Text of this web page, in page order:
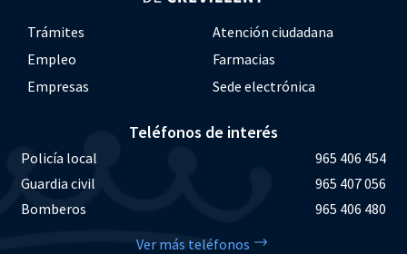
Trámites
Atención ciudadana
Empleo
Farmacias
Empresas
Sede electrónica
Teléfonos de interés
Policía local
965 406 454
Guardia civil
965 407 056
Bomberos
965 406 480
Ver más teléfonos